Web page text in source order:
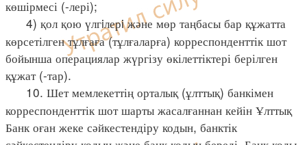
көшірмесі (-лері);
4) қол қою үлгiлерi және мөр таңбасы бар құжатта
көрсетілген тұлғаға (тұлғаларға) корреспонденттік шот
бойынша операциялар жүргізу өкілеттіктері берілген
құжат (-тар).
10. Шет мемлекеттің орталық (ұлттық) банкімен
корреспонденттік шот шарты жасалғаннан кейін Ұлттық
Банк оған жеке сәйкестендіру кодын, банктік